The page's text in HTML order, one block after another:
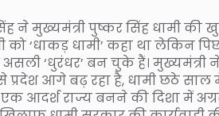
ने मुख्यमंत्री पुष्कर सिंह धामी की
‘धाकड़ धामी’ कहा था लेकिन
‘धुरंधर’ बन चुके हैं।
आगे बढ़ रहा है, धामी छठे
आदर्श राज्य बनने की दिशा में